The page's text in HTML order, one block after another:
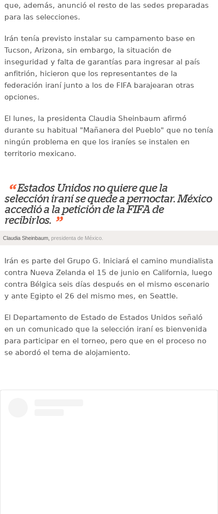
que, además, anunció el resto de las sedes preparadas
para las selecciones.
Irán tenía previsto instalar su campamento base en
Tucson, Arizona, sin embargo, la situación de
inseguridad y falta de garantías para ingresar al país
anfitrión, hicieron que los representantes de la
federación iraní junto a los de FIFA barajearan otras
opciones.
El lunes, la presidenta Claudia Sheinbaum afirmó
durante su habitual "Mañanera del Pueblo" que no tenía
ningún problema en que los iraníes se instalen en
territorio mexicano.
“ Estados Unidos no quiere que la
selección iraní se quede a pernoctar. México
accedió a la petición de la FIFA de
recibirlos. ”
Claudia Sheinbaum, presidenta de México.
Irán es parte del Grupo G. Iniciará el camino mundialista
contra Nueva Zelanda el 15 de junio en California, luego
contra Bélgica seis días después en el mismo escenario
y ante Egipto el 26 del mismo mes, en Seattle.
El Departamento de Estado de Estados Unidos señaló
en un comunicado que la selección iraní es bienvenida
para participar en el torneo, pero que en el proceso no
se abordó el tema de alojamiento.